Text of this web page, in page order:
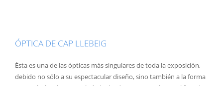
ÓPTICA DE CAP LLEBEIG
Ésta es una de las ópticas más singulares de toda la exposición,
debido no sólo a su espectacular diseño, sino también a la forma